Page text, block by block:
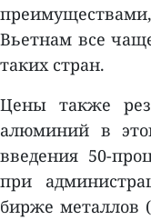
Вьетнам все
таких стран.
Цены также
алюминий в
введения 50-
при
бирже металлов